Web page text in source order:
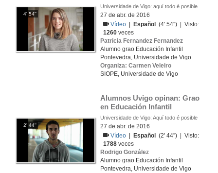
4' 54''
Universidade de Vigo: aquí todo é posible
27 de abr. de 2016
Vídeo
Español
(4' 54'') | Visto:
1260 veces
Patricia Fernandez Fernandez
Alumno grao Educación Infantil
Pontevedra, Universidade de Vigo
Organiza: Carmen Veleiro
SIOPE, Universidade de Vigo
2' 44''
Alumnos Uvigo opinan: Grao
en Educación Infantil
Universidade de Vigo: Aquí todo é posible
27 de abr. de 2016
Vídeo
Español
(2' 44'') | Visto:
1788 veces
Rodrigo González
Alumno grao Educación Infantil
Pontevedra, Universidade de Vigo